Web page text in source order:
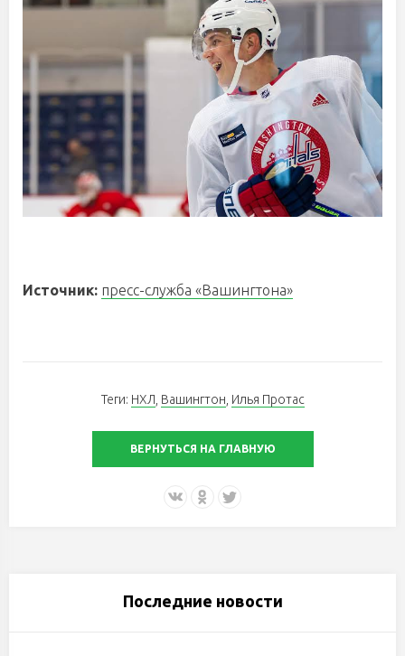
Источник: пресс-служба «Вашингтона»
Теги: НХЛ, Вашингтон, Илья Протас
ВЕРНУТЬСЯ НА ГЛАВНУЮ
Последние новости